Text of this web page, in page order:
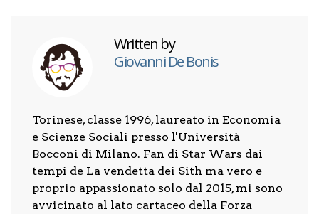
Written by
Giovanni De Bonis
Torinese, classe 1996, laureato in Economia
e Scienze Sociali presso l'Università
Bocconi di Milano. Fan di Star Wars dai
tempi de La vendetta dei Sith ma vero e
proprio appassionato solo dal 2015, mi sono
avvicinato al lato cartaceo della Forza